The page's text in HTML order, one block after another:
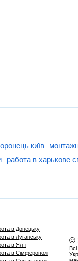
київ
работа в харькове
в Донецьку
в Луганську
в Ялті
в Сімферополі
©